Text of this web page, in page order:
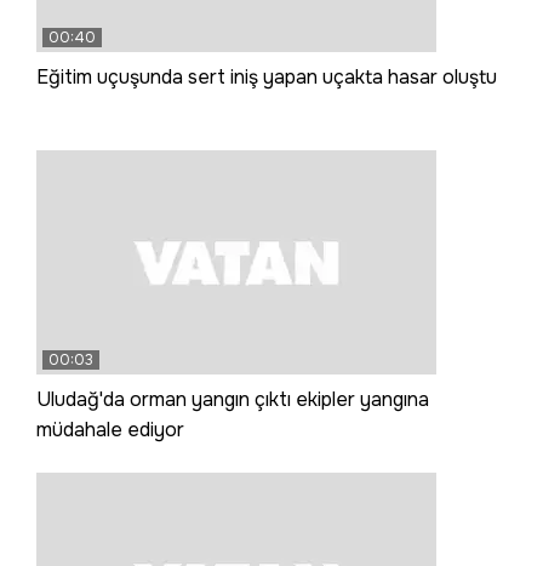
00:40
Eğitim uçuşunda sert iniş yapan uçakta hasar oluştu
00:03
Uludağ'da orman yangın çıktı ekipler yangına
müdahale ediyor